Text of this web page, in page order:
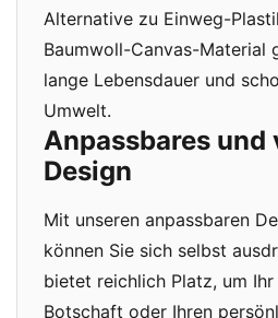
Alternative zu Einweg-
Baumwoll-Canvas-Material
lange Lebensdauer und
Umwelt.
Anpassbares und
Design
Mit unseren anpassbaren
können Sie sich selbst
bietet reichlich Platz, um
Botschaft oder Ihren